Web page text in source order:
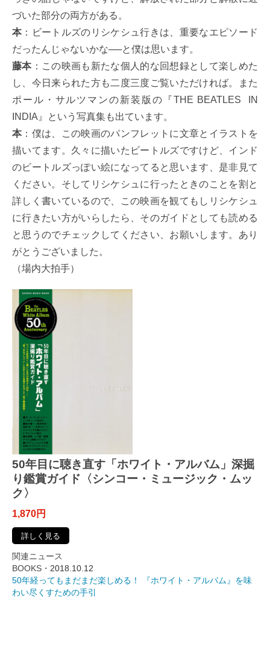
づいた部分の両方がある。
本：ビートルズのリシケシュ行きは、重要なエピソード
だったんじゃないかな──と僕は思います。
藤本：この映画も新たな個人的な回想録として楽しめた
し、今日来られた方も二度三度ご覧いただければ。また
ポール・サルツマンの新装版の『THE BEATLES IN
INDIA』という写真集も出ています。
本：僕は、この映画のパンフレットに文章とイラストを
描いてます。久々に描いたビートルズですけど、インド
のビートルズっぽい絵になってると思います、是非見て
ください。そしてリシケシュに行ったときのことを割と
詳しく書いているので、この映画を観てもしリシケシュ
に行きたい方がいらしたら、そのガイドとしても読める
と思うのでチェックしてください、お願いします。あり
がとうございました。
（場内大拍手）
50年目に聴き直す「ホワイト・アルバム」深掘
り鑑賞ガイド〈シンコー・ミュージック・ムッ
ク〉
1,870円
詳しく見る
関連ニュース
BOOKS・ 2018.10.12
50年経ってもまだまだ楽しめる！ 『ホワイト・アルバム』を味
わい尽くすための手引